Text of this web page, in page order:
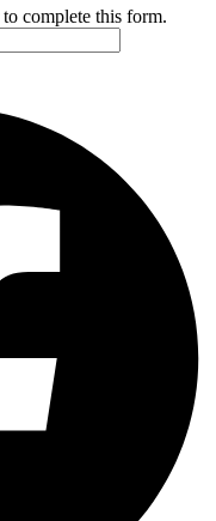
complete this form.